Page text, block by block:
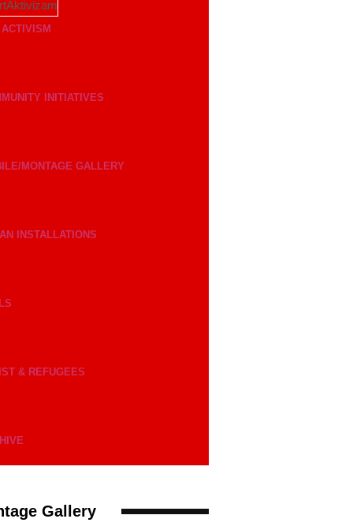
INITIATIVES
MONTAGE GALLERY
INSTALLATIONS
& REFUGEES
Gallery